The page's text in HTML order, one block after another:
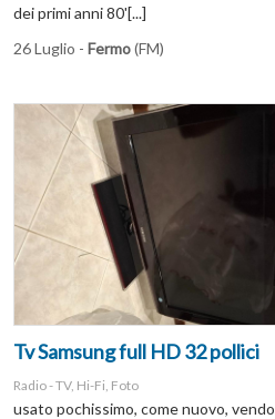
dei primi anni 80'[...]
26 Luglio - Fermo(FM)
Tv Samsung full HD 32 pollici
Radio - TV, Hi-Fi, Foto
usato pochissimo, come nuovo, vendo